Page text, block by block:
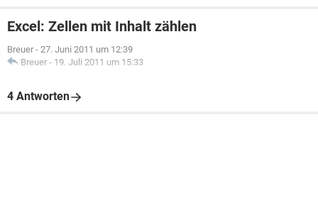
Excel: Zellen mit Inhalt zählen
Breuer - 27. Juni 2011 um 12:39
Breuer - 19. Juli 2011 um 15:33
4 Antworten